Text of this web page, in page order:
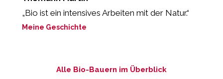
„Bio ist ein intensives Arbeiten mit der Natur.“
Meine Geschichte
Alle Bio-Bauern im Überblick